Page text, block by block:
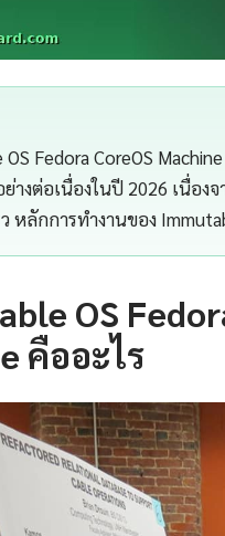
OS Fedora CoreOS
างต่อเนื่องในปี 2026 เนื่อ
ว หลักการทำงานของ
OS
คืออะไร